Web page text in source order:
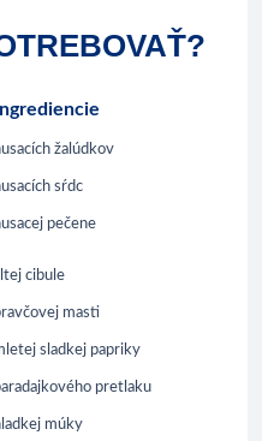
Ingrediencie
žalúdkov
sŕdc
pečene
cibule
masti
sladkej papriky
pretlaku
múky